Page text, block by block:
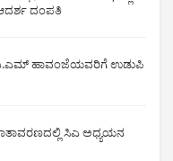
ಆದರ್ಶ ದಂಪತಿ
ಡಿ.ಎಮ್ ಹಾವಂಜೆಯವರಿಗೆ ಉಡುಪಿ
ಸಿಎ ಅಧ್ಯಯನ